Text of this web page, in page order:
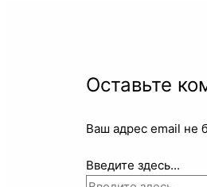
Оставьте
Ваш адрес email не
Введите здесь...